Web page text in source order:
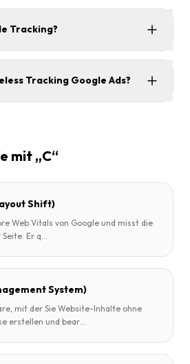
Tracking?
Tracking Google Ads?
mit „C“
Shift)
Web Vitals von Google und misst die
Er q
System)
mit der Sie Website-Inhalte ohne
erstellen und bear